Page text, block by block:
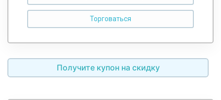
Получите купон на скидку